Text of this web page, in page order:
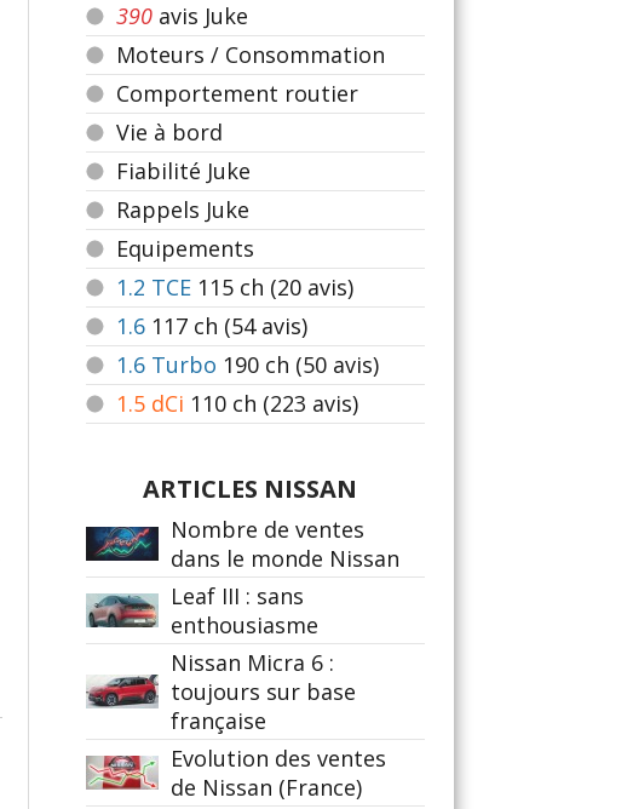
390 avis Juke
Moteurs / Consommation
Comportement routier
Vie à bord
Fiabilité Juke
Rappels Juke
Equipements
1.2 TCE 115 ch (20 avis)
1.6 117 ch (54 avis)
1.6 Turbo 190 ch (50 avis)
1.5 dCi 110 ch (223 avis)
ARTICLES NISSAN
Nombre de ventes
dans le monde Nissan
Leaf III : sans
enthousiasme
Nissan Micra 6 :
toujours sur base
française
Evolution des ventes
de Nissan (France)